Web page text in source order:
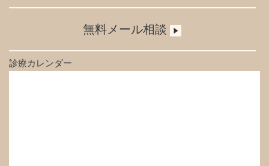
無料メール相談
診療カレンダー